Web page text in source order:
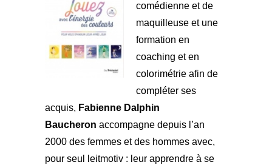
comédienne et de
maquilleuse et une
formation en
coaching et en
colorimétrie afin de
compléter ses
acquis, Fabienne Dalphin
Baucheron accompagne depuis l’an
2000 des femmes et des hommes avec,
pour seul leitmotiv : leur apprendre à se